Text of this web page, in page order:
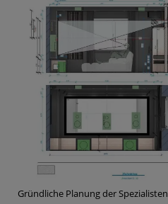
Gründliche Planung der Spezialisten